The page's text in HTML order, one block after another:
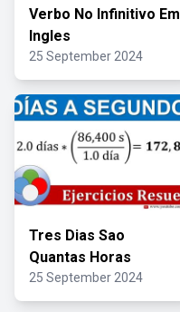
Verbo No Infinitivo Em
Ingles
25 September 2024
Tres Dias Sao
Quantas Horas
25 September 2024